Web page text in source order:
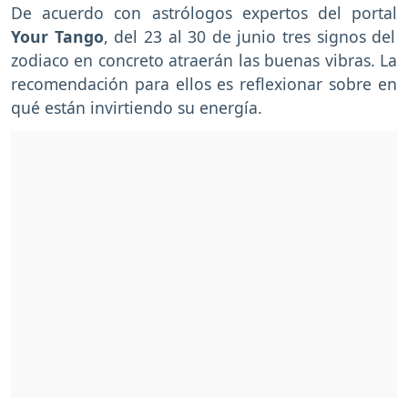
De acuerdo con astrólogos expertos del portal
Your Tango, del 23 al 30 de junio tres signos del
zodiaco en concreto atraerán las buenas vibras. La
recomendación para ellos es reflexionar sobre en
qué están invirtiendo su energía.